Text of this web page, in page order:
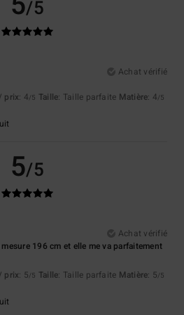
/5
Achat vérifié
prix: 4/5 Taille: Taille parfaite Matière: 4/5
5/5
Achat vérifié
196 cm et elle me va parfaitement
prix: 5/5 Taille: Taille parfaite Matière: 5/5